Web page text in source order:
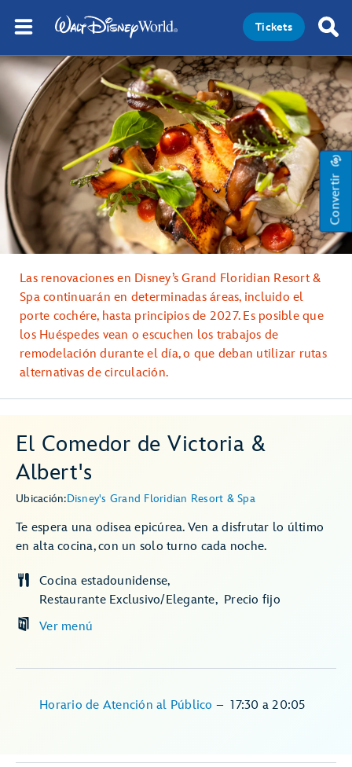
Tickets
Convertir
El Comedor de Victoria &
Albert's
Ubicación:Disney's Grand Floridian Resort & Spa
Te espera una odisea epicúrea. Ven a disfrutar lo último
en alta cocina, con un solo turno cada noche.
Ver menú
Cocina estadounidense
Restaurante Exclusivo/Elegante
Precio fijo
Horario de Atención al Público –17:30 a 20:05
Las renovaciones en Disney’s Grand Floridian Resort &
Spa continuarán en determinadas áreas, incluido el
porte cochére, hasta principios de 2027. Es posible que
los Huéspedes vean o escuchen los trabajos de
remodelación durante el día, o que deban utilizar rutas
alternativas de circulación.